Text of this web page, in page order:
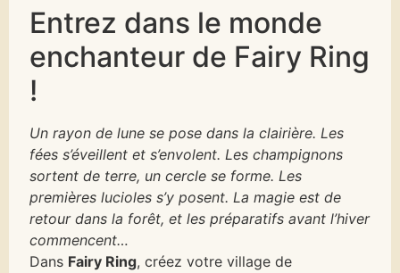
Entrez dans le monde
enchanteur de Fairy Ring
!
Un rayon de lune se pose dans la clairière. Les
fées s’éveillent et s’envolent. Les champignons
sortent de terre, un cercle se forme. Les
premières lucioles s’y posent. La magie est de
retour dans la forêt, et les préparatifs avant l’hiver
commencent…
Dans Fairy Ring, créez votre village de